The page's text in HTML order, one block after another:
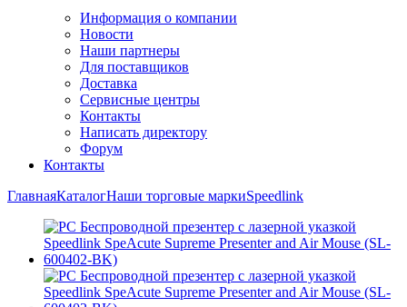
Информация о компании
Новости
Наши партнеры
Для поставщиков
Доставка
Сервисные центры
Контакты
Написать директору
Форум
Контакты
ГлавнаяКаталогНаши торговые маркиSpeedlink